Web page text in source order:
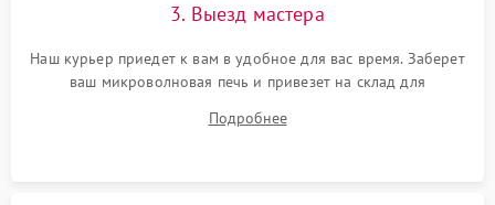
3. Выезд мастера
Наш курьер приедет к вам в удобное для вас время. Заберет
ваш микроволновая печь и привезет на склад для
Подробнее